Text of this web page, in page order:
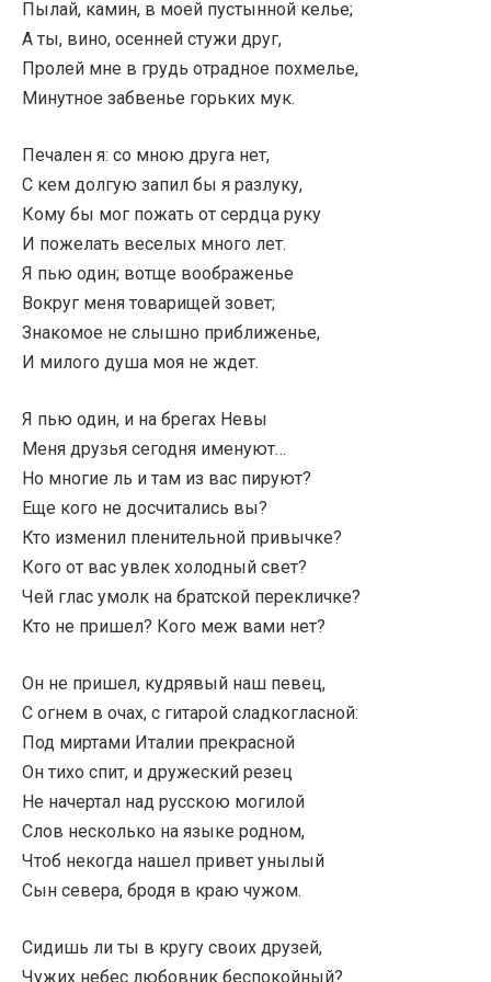
Пылай, камин, в моей пустынной келье;
А ты, вино, осенней стужи друг,
Пролей мне в грудь отрадное похмелье,
Минутное забвенье горьких мук.
Печален я: со мною друга нет,
С кем долгую запил бы я разлуку,
Кому бы мог пожать от сердца руку
И пожелать веселых много лет.
Я пью один; вотще воображенье
Вокруг меня товарищей зовет;
Знакомое не слышно приближенье,
И милого душа моя не ждет.
Я пью один, и на брегах Невы
Меня друзья сегодня именуют…
Но многие ль и там из вас пируют?
Еще кого не досчитались вы?
Кто изменил пленительной привычке?
Кого от вас увлек холодный свет?
Чей глас умолк на братской перекличке?
Кто не пришел? Кого меж вами нет?
Он не пришел, кудрявый наш певец,
С огнем в очах, с гитарой сладкогласной:
Под миртами Италии прекрасной
Он тихо спит, и дружеский резец
Не начертал над русскою могилой
Слов несколько на языке родном,
Чтоб некогда нашел привет унылый
Сын севера, бродя в краю чужом.
Сидишь ли ты в кругу своих друзей,
Чужих небес любовник беспокойный?